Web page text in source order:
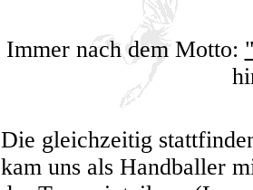
Immer nach dem Motto:
Die gleichzeitig
kam uns als Handballer